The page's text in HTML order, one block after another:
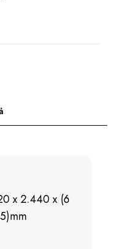
x 2.440 x (6